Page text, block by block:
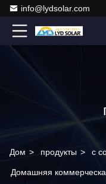
info@lydsolar.com
Дом > продукты > с
Домашняя